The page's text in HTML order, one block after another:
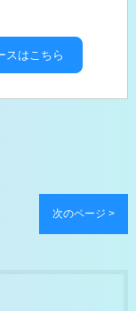
スはこちら
次のページ >